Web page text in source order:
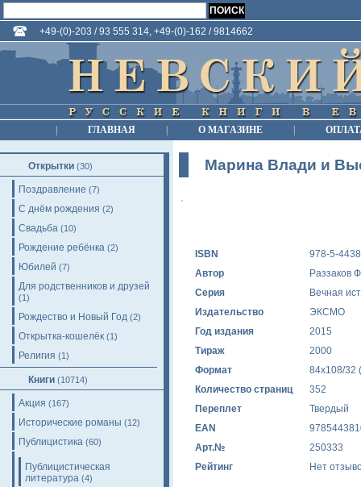
+49-(0)-203 / 93 555 314, +49-(0)-162 / 9814662
ГЛАВНАЯ О МАГАЗИНЕ
Открытки (30)
Поздравление (7)
С днём рождения (2)
Свадьба (10)
Рождение ребёнка (2)
Юбилей (7)
Для родственников и друзей
(1)
Рождество и Новый Год (2)
Открытка-кошелёк (1)
Религия (1)
Книги (10714)
Акция (167)
Исторические романы (12)
Публицистика (60)
Публицистическая
литература (4)
Марина Влади и
ISBN
978-5-
Автор
Раззаков
Серия
Вечная
Издательство
ЭКСМО
Год издания
2015
Тираж
2000
Формат
84x108/32
Количество страниц
352
Переплет
Твердый
EAN
Арт.№
250333
Рейтинг
Нет